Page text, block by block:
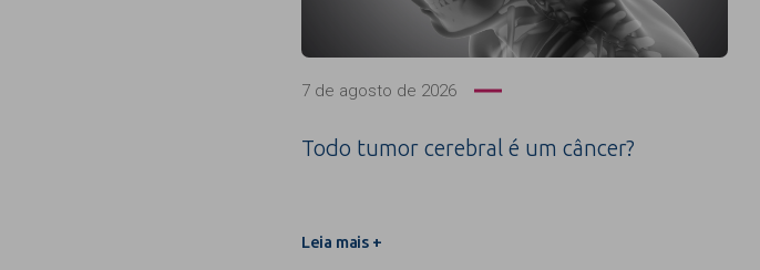
7 de agosto de 2026
Todo tumor cerebral é um câncer?
Leia mais +